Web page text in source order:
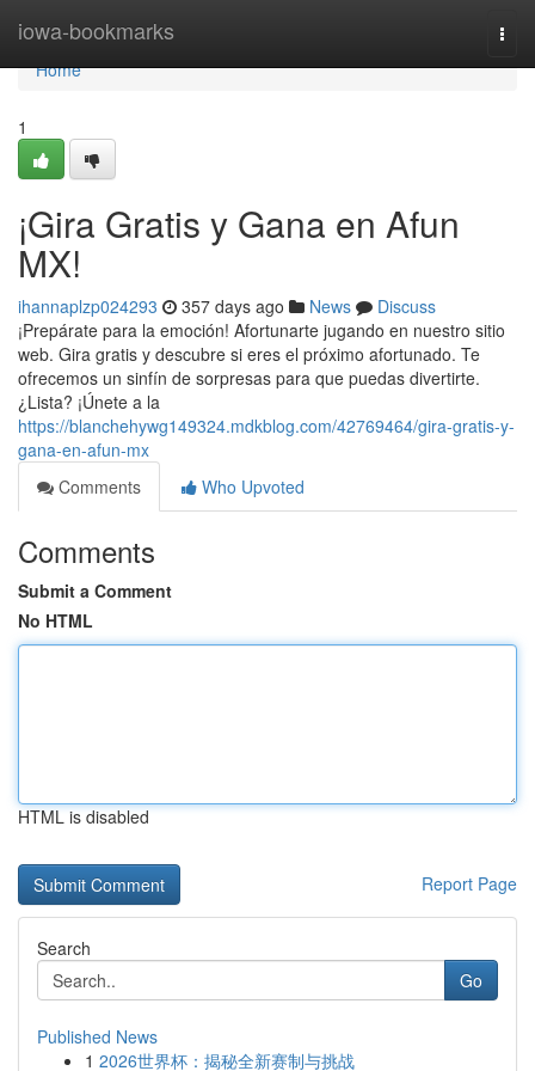
iowa-bookmarks
Home
Home
1
¡Gira Gratis y Gana en Afun
MX!
ihannaplzp024293 357 days ago News
Discuss
¡Prepárate para la emoción! Afortunarte jugando en nuestro sitio
web. Gira gratis y descubre si eres el próximo afortunado. Te
ofrecemos un sinfín de sorpresas para que puedas divertirte.
¿Lista? ¡Únete a la
https://blanchehywg149324.mdkblog.com/42769464/gira-gratis-y-
gana-en-afun-mx
Comments
Who Upvoted
Comments
Submit a Comment
No HTML
HTML is disabled
Report Page
Search
Go
Published News
1 2026世界杯：揭秘全新赛制与挑战